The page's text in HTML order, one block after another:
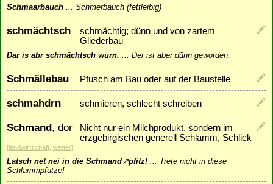
Schmaarbauch ... Schmerbauch (fettleibig)
schmächtsch
schmächtig; dünn und von zartem
Gliederbau
Dar is abr schmächtsch wurn. ... Der ist aber dünn geworden.
Schmällebau Pfusch am Bau oder auf der Baustelle
schmahdrn schmieren, schlecht schreiben
Schmand, dor
Nicht nur ein Milchprodukt, sondern im
erzgebirgischen generell Schlamm, Schlick
[landwirtschaft wetter]
Latsch net nei in die Schmand↗pfitz! ... Trete nicht in diese
Schlammpfütze!